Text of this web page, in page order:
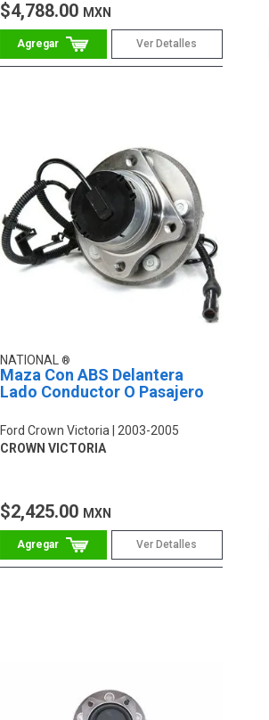
$4,788.00 MXN
Ver Detalles
NATIONAL
Maza Con ABS Delantera
Lado Conductor O Pasajero
Ford Crown Victoria
2003-2005
CROWN VICTORIA
$2,425.00 MXN
Ver Detalles